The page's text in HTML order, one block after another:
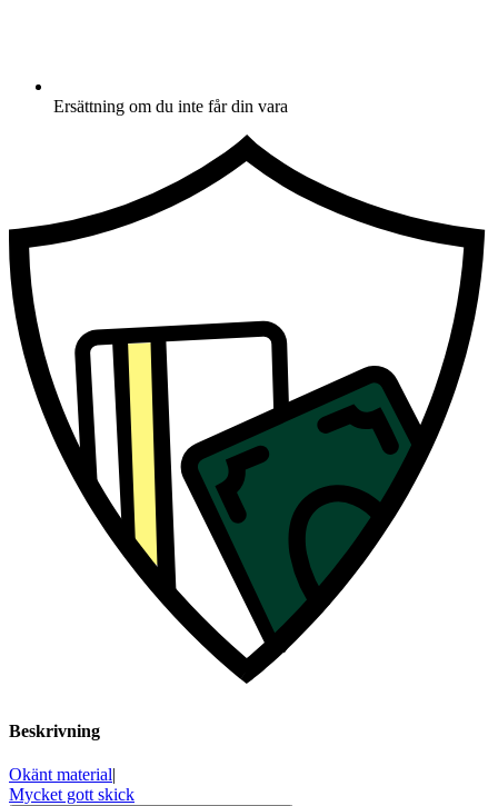
Ersättning om du inte får din vara
Beskrivning
Okänt material|
Mycket gott skick